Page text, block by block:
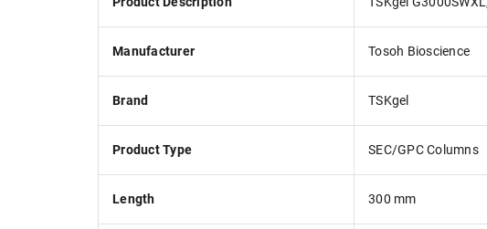
Manufacturer Tosoh Bioscience
Brand TSKgel
Product Type SEC/GPC Columns
Length 300 mm